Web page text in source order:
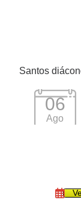
Santos
06
Ago